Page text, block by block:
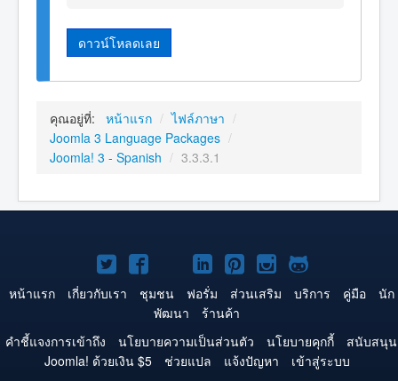
ดาวน์โหลดเลย
คุณอยู่ที่: หน้าแรก / ไฟล์ภาษา /
Joomla 3 Language Packages /
Joomla! 3 - Spanish / 3.3.3.1
Joomla!
บน
Twitter
Joomla!
บน
Facebook
Joomla!
บน
YouTube
Joomla!
บน
LinkedIn
Joomla!
บน
Pinterest
Joomla!
บน
Joomla!
บน
หน้าแรก เกี่ยวกับเรา ชุมชน ฟอรั่ม ส่วนเสริม บริการ คู่มือ
นัก
พัฒนา
ร้านค้า
คำชี้แจงการเข้าถึง
นโยบายความเป็นส่วนตัว นโยบายคุกกี้
สนับสนุน
Joomla! ด้วยเงิน $5
ช่วยแปล แจ้งปัญหา
เข้าสู่ระบบ